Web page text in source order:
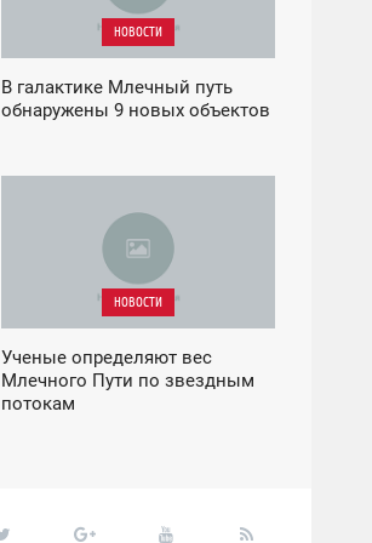
НОВОСТИ
В галактике Млечный путь
обнаружены 9 новых объектов
НОВОСТИ
Ученые определяют вес
Млечного Пути по звездным
потокам